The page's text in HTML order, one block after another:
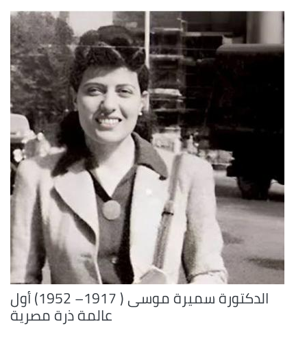
الدكتورة سميرة موسى ( 1917– 1952) أول
عالمة ذرة مصرية